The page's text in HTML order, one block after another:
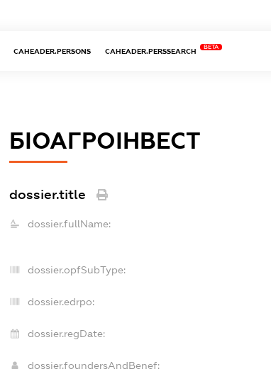
CAHEADER.PERSONS CAHEADER.PERSSEARCH
BETA
БІОАГРОІНВЕСТ
dossier.title
dossier.fullName:
dossier.opfSubType:
dossier.edrpo:
dossier.regDate:
dossier.foundersAndBenef: